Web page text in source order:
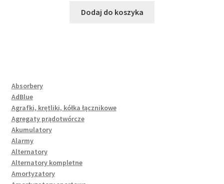
Dodaj do koszyka
Absorbery
AdBlue
Agrafki, krętliki, kółka łącznikowe
Agregaty prądotwórcze
Akumulatory
Alarmy
Alternatory
Alternatory kompletne
Amortyzatory